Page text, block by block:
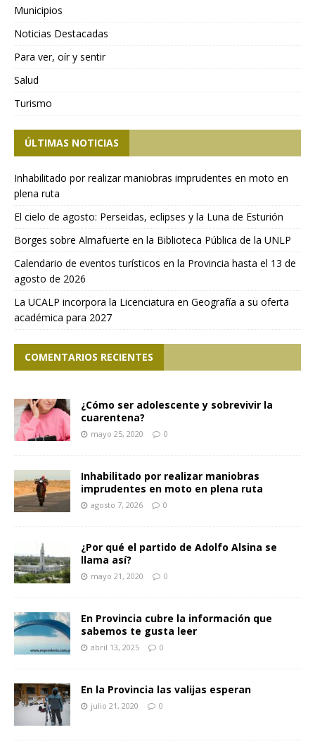
Municipios
Noticias Destacadas
Para ver, oír y sentir
Salud
Turismo
ÚLTIMAS NOTICIAS
Inhabilitado por realizar maniobras imprudentes en moto en
plena ruta
El cielo de agosto: Perseidas, eclipses y la Luna de Esturión
Borges sobre Almafuerte en la Biblioteca Pública de la UNLP
Calendario de eventos turísticos en la Provincia hasta el 13 de
agosto de 2026
La UCALP incorpora la Licenciatura en Geografía a su oferta
académica para 2027
COMENTARIOS RECIENTES
¿Cómo ser adolescente y sobrevivir la
cuarentena?
mayo 25, 2020 0
Inhabilitado por realizar maniobras
imprudentes en moto en plena ruta
agosto 7, 2026 0
¿Por qué el partido de Adolfo Alsina se
llama así?
mayo 21, 2020 0
En Provincia cubre la información que
sabemos te gusta leer
abril 13, 2025 0
En la Provincia las valijas esperan
julio 21, 2020 0